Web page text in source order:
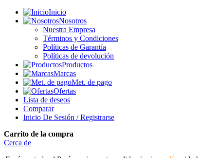
Inicio
Nosotros
Nuestra Empresa
Términos y Condiciones
Políticas de Garantía
Políticas de devolución
Productos
Marcas
Met. de pago
Ofertas
Lista de deseos
Comparar
Inicio De Sesión / Registrarse
Carrito de la compra
Cerca de